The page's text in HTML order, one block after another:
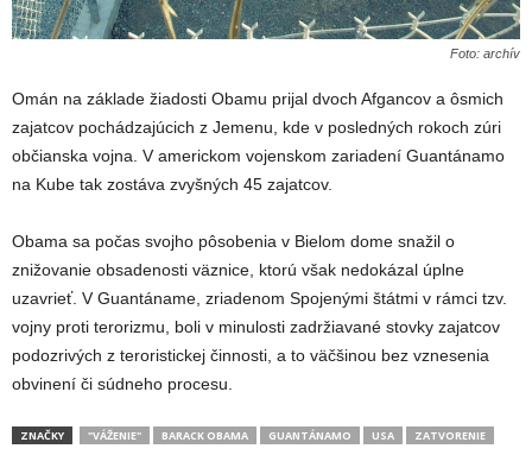
Foto: archív
Omán na základe žiadosti Obamu prijal dvoch Afgancov a ôsmich
zajatcov pochádzajúcich z Jemenu, kde v posledných rokoch zúri
občianska vojna. V americkom vojenskom zariadení Guantánamo
na Kube tak zostáva zvyšných 45 zajatcov.
Obama sa počas svojho pôsobenia v Bielom dome snažil o
znižovanie obsadenosti väznice, ktorú však nedokázal úplne
uzavrieť. V Guantáname, zriadenom Spojenými štátmi v rámci tzv.
vojny proti terorizmu, boli v minulosti zadržiavané stovky zajatcov
podozrivých z teroristickej činnosti, a to väčšinou bez vznesenia
obvinení či súdneho procesu.
ZNAČKY "VÁŽENIE" BARACK OBAMA GUANTÁNAMO USA ZATVORENIE